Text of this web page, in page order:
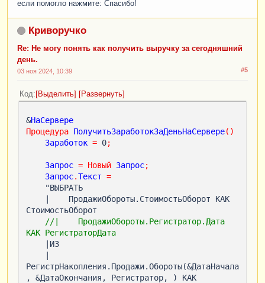
если помогло нажмите: Спасибо!
Криворучко
Re: Не могу понять как получить выручку за сегодняшний
день.
#5
03 ноя 2024, 10:39
Код Выделить Развернуть
&НаСервере
Процедура ПолучитьЗаработокЗаДеньНаСервере()
Заработок = 0;
Запрос = Новый Запрос;
Запрос.Текст =
СтоимостьОборот
//|    ПродажиОбороты.Регистратор.Дата
КАК РегистраторДата
РегистрНакопления.Продажи.Обороты(&ДатаНачала
, &ДатаОкончания, Регистратор, ) КАК